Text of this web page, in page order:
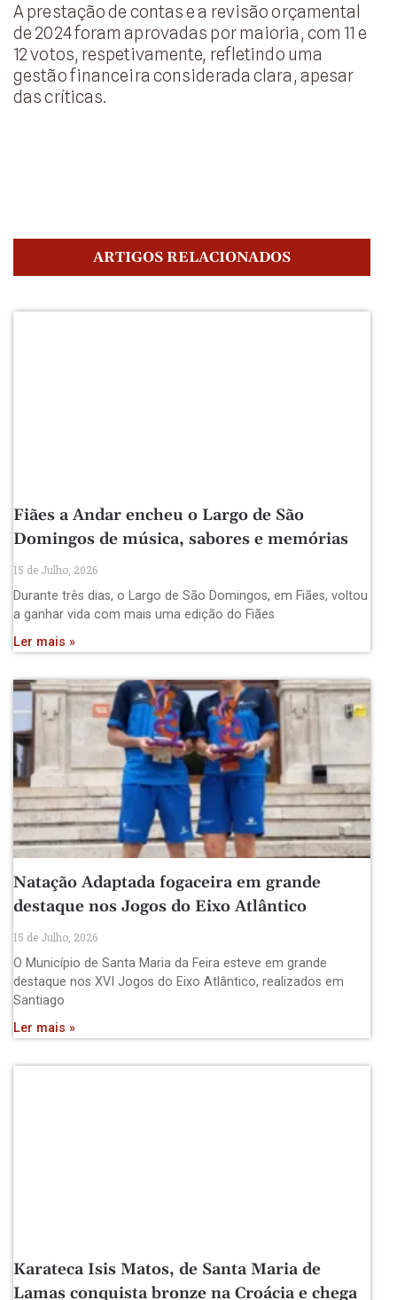
A prestação de contas e a revisão orçamental
de 2024 foram aprovadas por maioria, com 11 e
12 votos, respetivamente, refletindo uma
gestão financeira considerada clara, apesar
das críticas.
ARTIGOS RELACIONADOS
Fiães a Andar encheu o Largo de São
Domingos de música, sabores e memórias
15 de Julho, 2026
Durante três dias, o Largo de São Domingos, em Fiães, voltou
a ganhar vida com mais uma edição do Fiães
Ler mais »
Natação Adaptada fogaceira em grande
destaque nos Jogos do Eixo Atlântico
15 de Julho, 2026
O Município de Santa Maria da Feira esteve em grande
destaque nos XVI Jogos do Eixo Atlântico, realizados em
Santiago
Ler mais »
Karateca Isis Matos, de Santa Maria de
Lamas conquista bronze na Croácia e chega